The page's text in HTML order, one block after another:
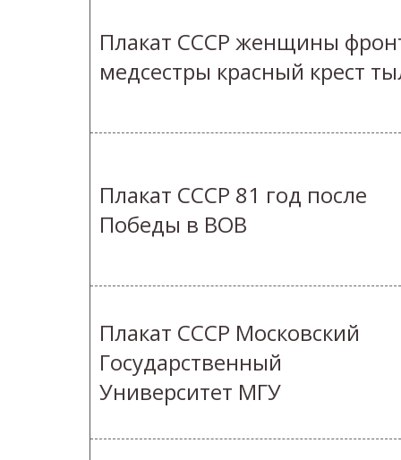
Плакат СССР женщины
медсестры красный крест
Плакат СССР 81 год после
Победы в ВОВ
Плакат СССР Московский
Государственный
Университет МГУ